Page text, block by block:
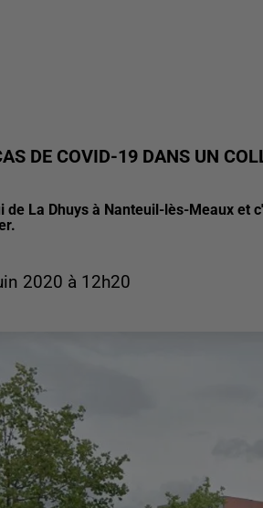
DE COVID-19 DANS UN
de La Dhuys à Nanteuil-lès-Meaux et
2020 à 12h20